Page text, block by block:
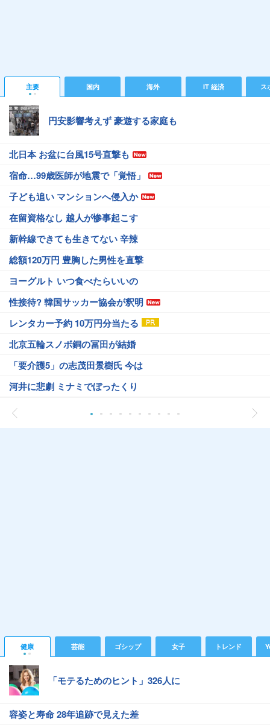
主要 国内 海外 IT 経済 ス
円安影響考えず 豪遊する家庭も
北日本 お盆に台風15号直撃も
宿命…99歳医師が地震で「覚悟」
子ども追い マンションへ侵入か
在留資格なし 越人が惨事起こす
新幹線できても生きてない 辛辣
総額120万円 豊胸した男性を直撃
ヨーグルト いつ食べたらいいの
性接待? 韓国サッカー協会が釈明
レンタカー予約 10万円分当たる
北京五輪スノボ銅の冨田が結婚
「要介護5」の志茂田景樹氏 今は
河井に悲劇 ミナミでぼったくり
健康 芸能 ゴシップ 女子 トレンド
「モテるためのヒント」326人に
容姿と寿命 28年追跡で見えた差